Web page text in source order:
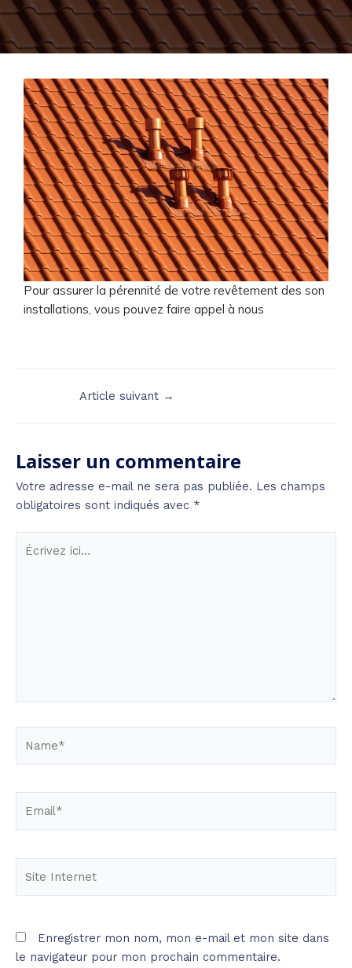
Pour assurer la pérennité de votre revêtement des son
installations, vous pouvez faire appel à nous
Article suivant →
Laisser un commentaire
Votre adresse e-mail ne sera pas publiée. Les champs
obligatoires sont indiqués avec *
Écrivez
ici…
Internet
Enregistrer mon nom, mon e-mail et mon site dans
le navigateur pour mon prochain commentaire.